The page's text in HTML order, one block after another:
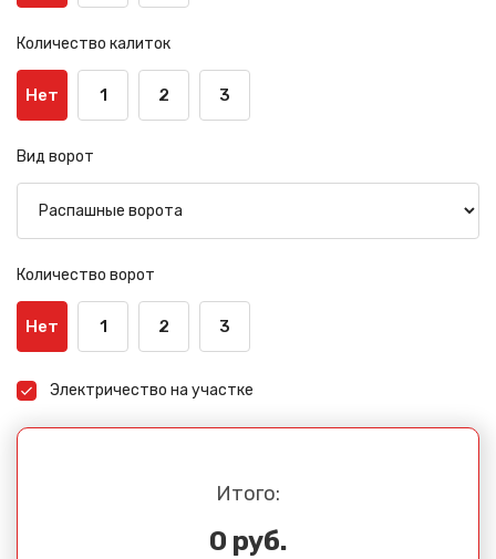
Количество калиток
Нет 1 2 3
Вид ворот
Количество ворот
Нет 1 2 3
Электричество на участке
Итого:
0 руб.